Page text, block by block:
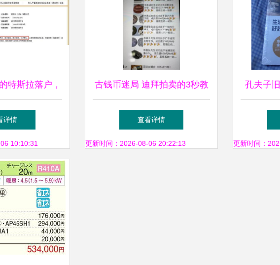
特斯拉落户，
命的吹捧
详情
10:10:31
古钱币迷局 迪拜拍卖的3秒教
训——受害者付3万寻求天价
回报，见证拍卖业务背后的风
查看详情
更新时间：2026-08-06 20:22:13
孔夫子
专卖与
更新时间：